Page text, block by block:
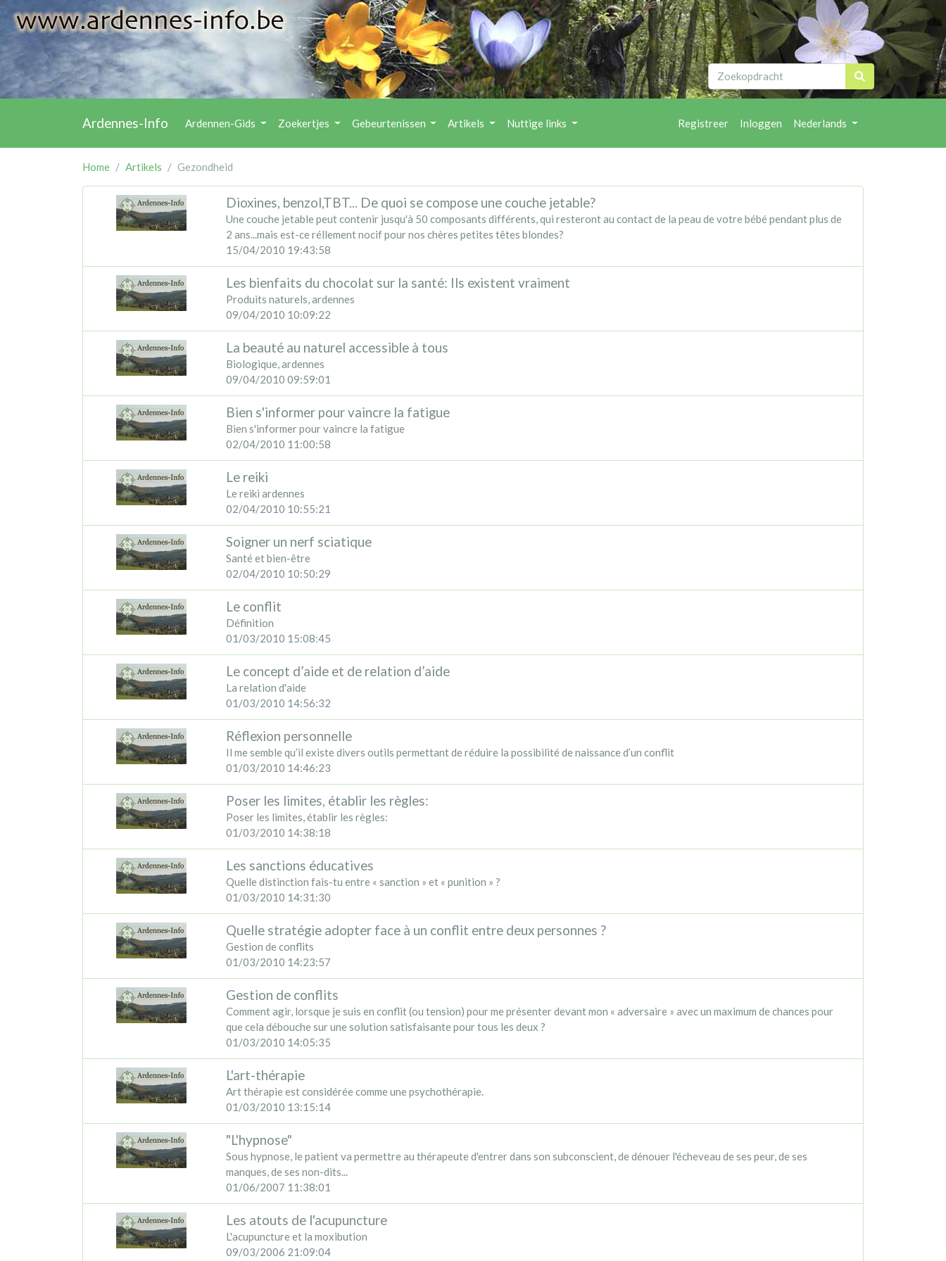
Ardennes-Info Ardennen-Gids Zoekertjes Gebeurtenissen Artikels Nuttige links Registreer Inloggen Nederlands
Home Artikels Gezondheid
Dioxines, benzol,TBT... De quoi se compose une couche jetable?
Une couche jetable peut contenir jusqu'à 50 composants différents, qui resteront au contact de la peau de votre bébé pendant plus de
2 ans...mais est-ce réllement nocif pour nos chères petites têtes blondes?
15/04/2010 19:43:58
Les bienfaits du chocolat sur la santé: Ils existent vraiment
Produits naturels, ardennes
09/04/2010 10:09:22
La beauté au naturel accessible à tous
Biologique, ardennes
09/04/2010 09:59:01
Bien s'informer pour vaincre la fatigue
Bien s'informer pour vaincre la fatigue
02/04/2010 11:00:58
Le reiki
Le reiki ardennes
02/04/2010 10:55:21
Soigner un nerf sciatique
Santé et bien-être
02/04/2010 10:50:29
Le conflit
Définition
01/03/2010 15:08:45
Le concept d’aide et de relation d’aide
La relation d'aide
01/03/2010 14:56:32
Réflexion personnelle
Il me semble qu’il existe divers outils permettant de réduire la possibilité de naissance d’un conflit
01/03/2010 14:46:23
Poser les limites, établir les règles:
Poser les limites, établir les règles:
01/03/2010 14:38:18
Les sanctions éducatives
Quelle distinction fais-tu entre « sanction » et « punition » ?
01/03/2010 14:31:30
Quelle stratégie adopter face à un conflit entre deux personnes ?
Gestion de conflits
01/03/2010 14:23:57
Gestion de conflits
Comment agir, lorsque je suis en conflit (ou tension) pour me présenter devant mon « adversaire » avec un maximum de chances pour
que cela débouche sur une solution satisfaisante pour tous les deux ?
01/03/2010 14:05:35
L'art-thérapie
Art thérapie est considérée comme une psychothérapie.
01/03/2010 13:15:14
"L'hypnose"
Sous hypnose, le patient va permettre au thérapeute d'entrer dans son subconscient, de dénouer l'écheveau de ses peur, de ses
manques, de ses non-dits...
01/06/2007 11:38:01
Les atouts de l'acupuncture
L'acupuncture et la moxibution
09/03/2006 21:09:04